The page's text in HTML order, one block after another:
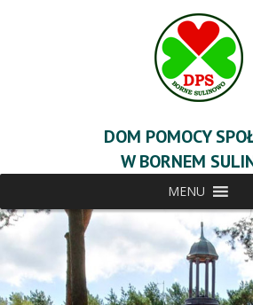
DOM POMOCY
W BORNEM
MENU